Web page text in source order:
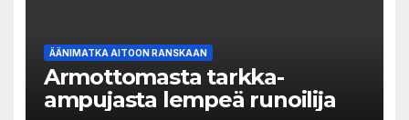
ÄÄNIMATKA AITOON RANSKAAN
Armottomasta tarkka-
ampujasta lempeä runoilija